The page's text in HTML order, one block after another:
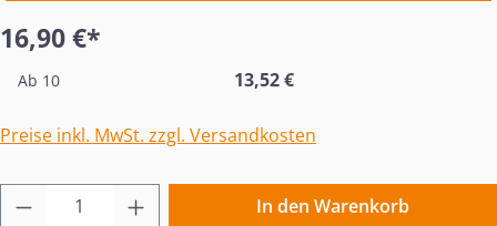
16,90 €*
Ab 10 13,52 €
Preise inkl. MwSt. zzgl. Versandkosten
Produkt Anzahl: Gib den gewünschten
In den Warenkorb